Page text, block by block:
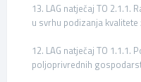
13. LAG natječaj TO 2.1.1.
u svrhu podizanja
12. LAG natječaj TO 1.1.1.
poljoprivrednih